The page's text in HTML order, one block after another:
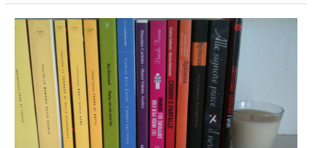
the
new
green
FÃ
la
cosa
giusta